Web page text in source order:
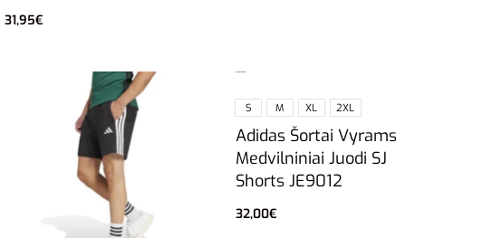
31,95€
S M XL 2XL
Adidas Šortai Vyrams
Medvilniniai Juodi SJ
Shorts JE9012
32,00€